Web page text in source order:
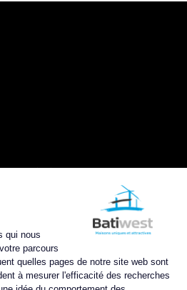
du général Patton
9h/12h et 14h/18h
sur RDV
légales
SUIVRE